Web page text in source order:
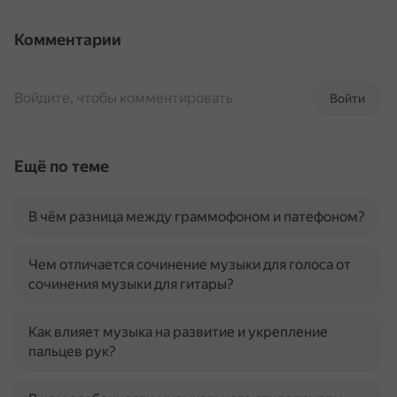
Комментарии
Войти
Войдите, чтобы комментировать
Ещё по теме
В чём разница между граммофоном и патефоном?
Чем отличается сочинение музыки для голоса от
сочинения музыки для гитары?
Как влияет музыка на развитие и укрепление
пальцев рук?